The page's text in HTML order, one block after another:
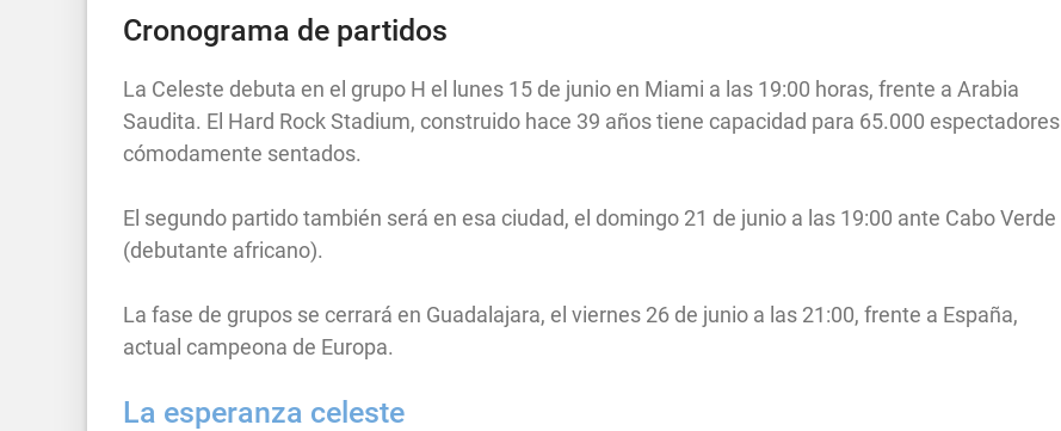
Cronograma de partidos
La Celeste debuta en el grupo H el lunes 15 de junio en Miami a las 19:00 horas, frente a Arabia
Saudita. El Hard Rock Stadium, construido hace 39 años tiene capacidad para 65.000 espectadores
cómodamente sentados.
El segundo partido también será en esa ciudad, el domingo 21 de junio a las 19:00 ante Cabo Verde
(debutante africano).
La fase de grupos se cerrará en Guadalajara, el viernes 26 de junio a las 21:00, frente a España,
actual campeona de Europa.
La esperanza celeste